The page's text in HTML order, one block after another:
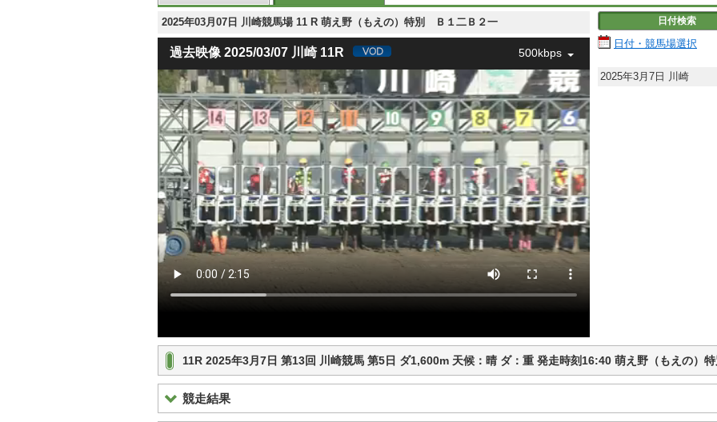
2025年03月07日 川崎競馬場 11 R 萌え野（もえの）特別 Ｂ１二Ｂ２一
過去映像 2025/03/07 川崎 11R 500kbps
日付検索
日付・競馬場選択
2025年3月7日 川崎
11R 2025年3月7日 第13回 川崎競馬 第5日 ダ1,600m 天候：晴 ダ：重 発走時刻16:40 萌え野（もえの
競走結果